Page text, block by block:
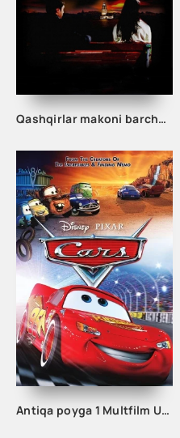
Qashqirlar makoni barcha qismlar Turk seriali uzbek tilida
Antiqa poyga 1 Multfilm Uzbek tilida 2006 tarjima multfilm